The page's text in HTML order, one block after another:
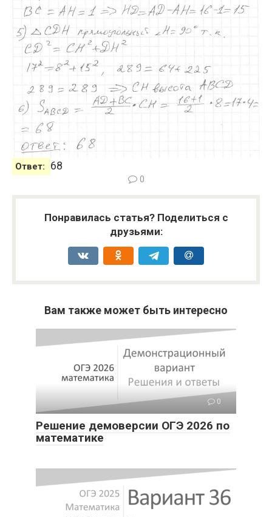
Ответ: 68
0
Понравилась статья? Поделиться с
друзьями:
Вам также может быть интересно
0
Решение демоверсии ОГЭ 2026 по
математике